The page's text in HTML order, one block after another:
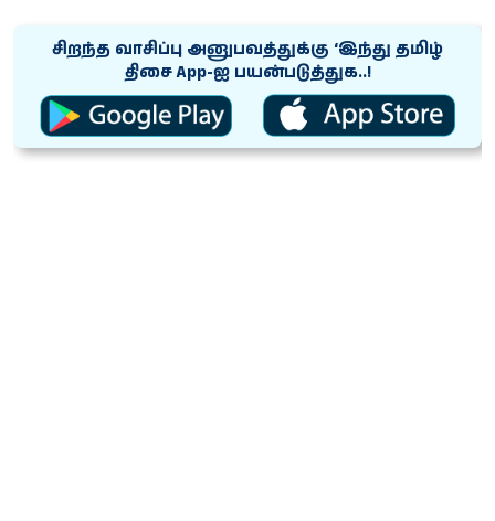
சிறந்த வாசிப்பு அனுபவத்துக்கு ‘இந்து தமிழ்
திசை App-ஐ பயன்படுத்துக..!